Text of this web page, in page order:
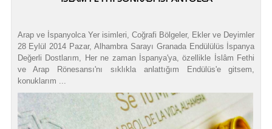
Arap ve İspanyolca Yer isimleri, Coğrafi Bölgeler, Ekler ve Deyimler
28 Eylül 2014 Pazar, Alhambra Sarayı Granada Endülülüs İspanya
Değerli Dostlarım, Her ne zaman İspanya'ya, özellikle İslâm Fethi
ve Arap Rönesansı'nı sıklıkla anlattığım Endülüs'e gitsem,
konuklarım ...